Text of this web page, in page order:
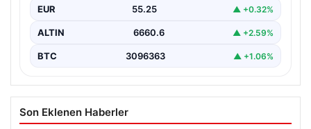
EUR 55.25 ▲ +0.32%
ALTIN 6660.6 ▲ +2.59%
BTC 3096363 ▲ +1.06%
Son Eklenen Haberler